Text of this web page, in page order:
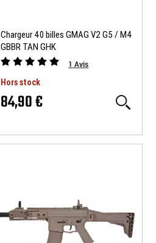
Chargeur 40 billes GMAG V2 G5 / M4
GBBR TAN GHK
1 Avis
Hors stock
84,90 €